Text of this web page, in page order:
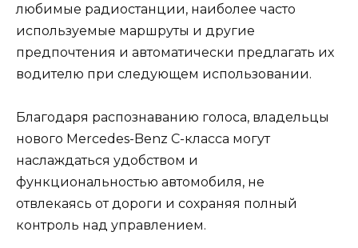
любимые радиостанции, наиболее часто
используемые маршруты и другие
предпочтения и автоматически предлагать их
водителю при следующем использовании.
Благодаря распознаванию голоса, владельцы
нового Mercedes-Benz C-класса могут
наслаждаться удобством и
функциональностью автомобиля, не
отвлекаясь от дороги и сохраняя полный
контроль над управлением.